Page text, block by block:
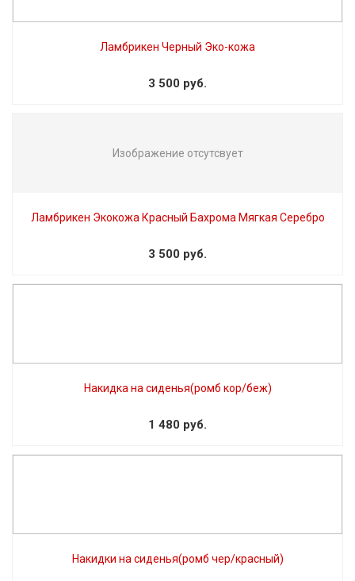
Ламбрикен Черный Эко-кожа
3 500 руб.
Изображение отсутсвует
Ламбрикен Экокожа Красный Бахрома Мягкая Серебро
3 500 руб.
Накидка на сиденья(ромб кор/беж)
1 480 руб.
Накидки на сиденья(ромб чер/красный)